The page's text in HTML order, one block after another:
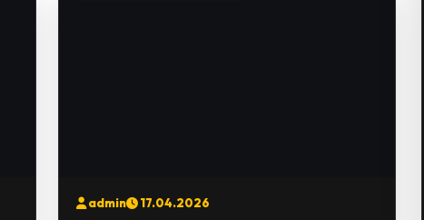
admin 17.04.2026